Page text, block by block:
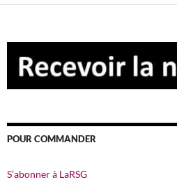
POUR COMMANDER
S’abonner à LaRSG